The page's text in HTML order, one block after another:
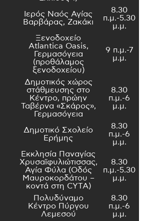
Ιερός Ναός Αγίας
Βαρβάρας, Ζακάκι
8.30
π.μ.-5.30
μ.μ.
Ξενοδοχείο
Atlantica Oasis,
Γερμασόγεια
(προθάλαμος
ξενοδοχείου)
9 π.μ.-7
μ.μ.
Δημοτικός χώρος
στάθμευσης στο
Κέντρο, πρώην
Ταβέρνα «Σκάρος»,
Γερμασόγεια
8.30
π.μ.-6
μ.μ.
Δημοτικό Σχολείο
Ερήμης
8.30
π.μ.-6
μ.μ.
Εκκλησία Παναγίας
Χρυσαϊφυλιώτισσας,
Αγία Φύλα (Οδός
Μαυροκορδάτου –
κοντά στη CYTA)
8.30
π.μ.-5.30
μ.μ.
Πολυδύναμο
Κέντρο Πύργου
Λεμεσού
8.30
π.μ.-6
μ.μ.